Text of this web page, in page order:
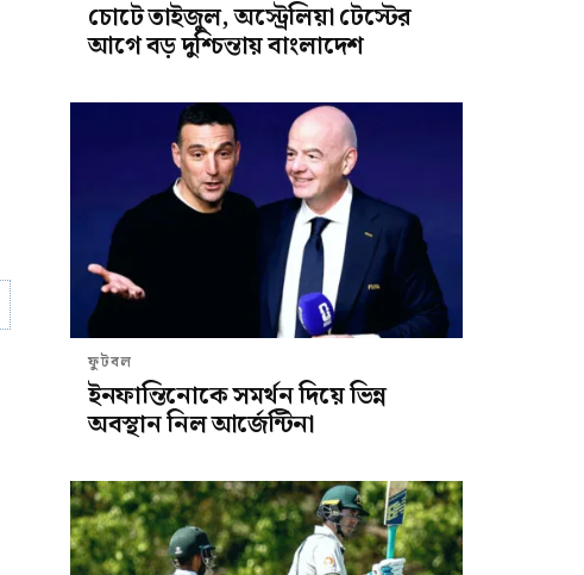
চোটে তাইজুল, অস্ট্রেলিয়া টেস্টের
আগে বড় দুশ্চিন্তায় বাংলাদেশ
ফুটবল
ইনফান্তিনোকে সমর্থন দিয়ে ভিন্ন
অবস্থান নিল আর্জেন্টিনা